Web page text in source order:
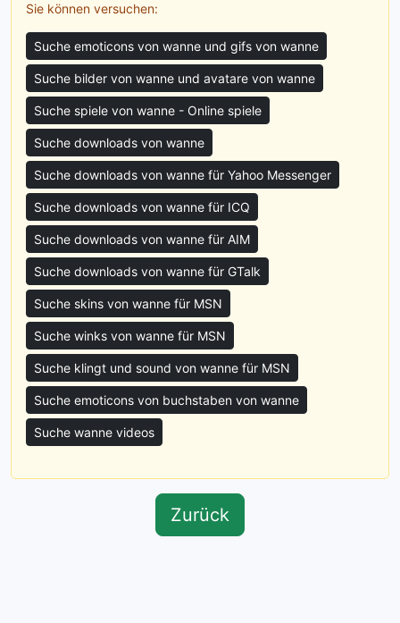
Sie können versuchen:
Suche emoticons von wanne und gifs von wanne
Suche bilder von wanne und avatare von wanne
Suche spiele von wanne - Online spiele
Suche downloads von wanne
Suche downloads von wanne für Yahoo Messenger
Suche downloads von wanne für ICQ
Suche downloads von wanne für AIM
Suche downloads von wanne für GTalk
Suche skins von wanne für MSN
Suche winks von wanne für MSN
Suche klingt und sound von wanne für MSN
Suche emoticons von buchstaben von wanne
Suche wanne videos
Zurück